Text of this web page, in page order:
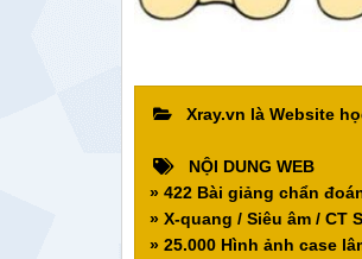
Xray.vn là Website
NỘI DUNG WEB
» 422 Bài giảng chẩn
» X-quang / Siêu âm / CT
» 25.000 Hình ảnh case